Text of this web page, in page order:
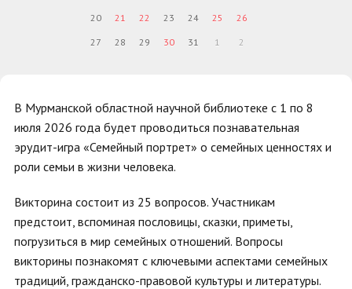
В Мурманской областной научной библиотеке с 1 по 8
июля 2026 года будет проводиться познавательная
эрудит-игра «Семейный портрет» о семейных ценностях и
роли семьи в жизни человека.
Викторина состоит из 25 вопросов. Участникам
предстоит, вспоминая пословицы, сказки, приметы,
погрузиться в мир семейных отношений. Вопросы
викторины познакомят с ключевыми аспектами семейных
традиций, гражданско-правовой культуры и литературы.
20 21 22 23 24 25 26
27 28 29 30 31 1 2